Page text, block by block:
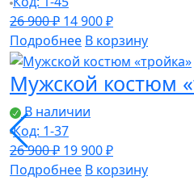
26 900₽ Первоначальная
цена
составляла
26
900 ₽.
14 900₽Текущая
цена:
14
900 ₽.
Подробнее В корзину
Мужской костюм
В наличии
Код: 1-37
26 900₽ Первоначальная
цена
19 900₽Текущая
цена:
Подробнее В корзину